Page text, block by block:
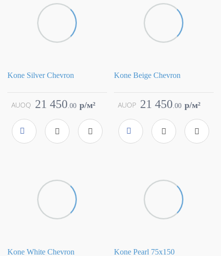
Kone Silver Chevron
Atlas Concorde
Страна
Италия
Размер
11.5x67
Цвет
серый
Поверхность
матовая
21 450.00 p/м²
AUOQ
Kone Beige Chevron
Atlas Concorde
Страна
Италия
Размер
11.5x67
Цвет
бежевый
Поверхность
матовая
21 450.00 p/м²
AUOP
Kone White Chevron Kone Pearl 75x150